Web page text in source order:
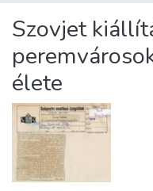
About us
Szovjet
élete